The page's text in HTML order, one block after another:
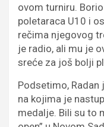
ovom turniru.
poletaraca U10 i
rečima njegovog
je radio, ali mu je
sreće za još bolji
Podsetimo,
na kojima je
medalje. Bili su to